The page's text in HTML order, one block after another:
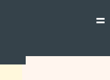
=